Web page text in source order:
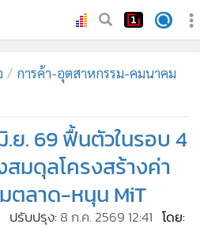
การค้า-อุตสาหกรรม-คมนาคม
ย. 69 ฟื้นตัวในรอบ 4
สมดุลโครงสร้างค่า
ตลาด-หนุน MiT
ปรับปรุง: 8 ก.ค. 2569 12:41 โดย: